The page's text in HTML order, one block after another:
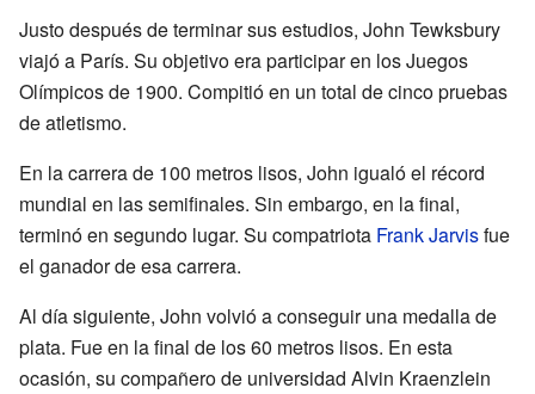
Justo después de terminar sus estudios, John Tewksbury
viajó a París. Su objetivo era participar en los Juegos
Olímpicos de 1900. Compitió en un total de cinco pruebas
de atletismo.
En la carrera de 100 metros lisos, John igualó el récord
mundial en las semifinales. Sin embargo, en la final,
terminó en segundo lugar. Su compatriota Frank Jarvisfue
el ganador de esa carrera.
Al día siguiente, John volvió a conseguir una medalla de
plata. Fue en la final de los 60 metros lisos. En esta
ocasión, su compañero de universidad Alvin Kraenzlein